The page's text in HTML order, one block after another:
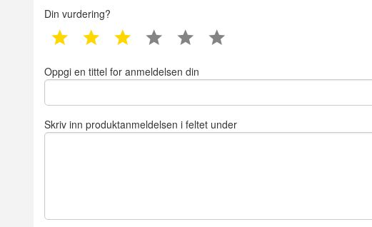
Din vurdering?
1 star 2 star 3 star 4 star 5 star
Oppgi en tittel for anmeldelsen din
Skriv inn produktanmeldelsen i feltet under